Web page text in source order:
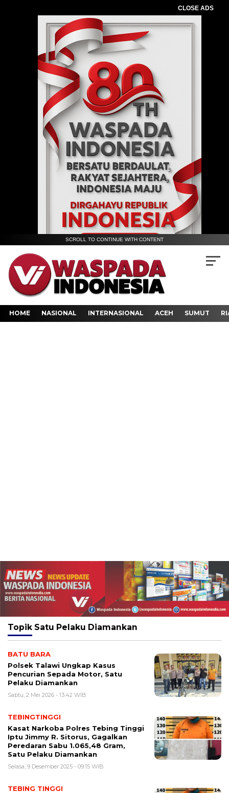
CLOSE ADS
SCROLL TO CONTINUE WITH CONTENT
HOME NASIONAL INTERNASIONAL ACEH SUMUT
Topik Satu Pelaku Diamankan
BATU BARA
Polsek Talawi Ungkap Kasus
Pencurian Sepada Motor, Satu
Pelaku Diamankan
Sabtu, 2 Mei 2026 - 13:42 WIB
TEBINGTINGGI
Kasat Narkoba Polres Tebing Tinggi
Iptu Jimmy R. Sitorus, Gagalkan
Peredaran Sabu 1.065,48 Gram,
Satu Pelaku Diamankan
Selasa, 9 Desember 2025 - 09:15 WIB
TEBING TINGGI